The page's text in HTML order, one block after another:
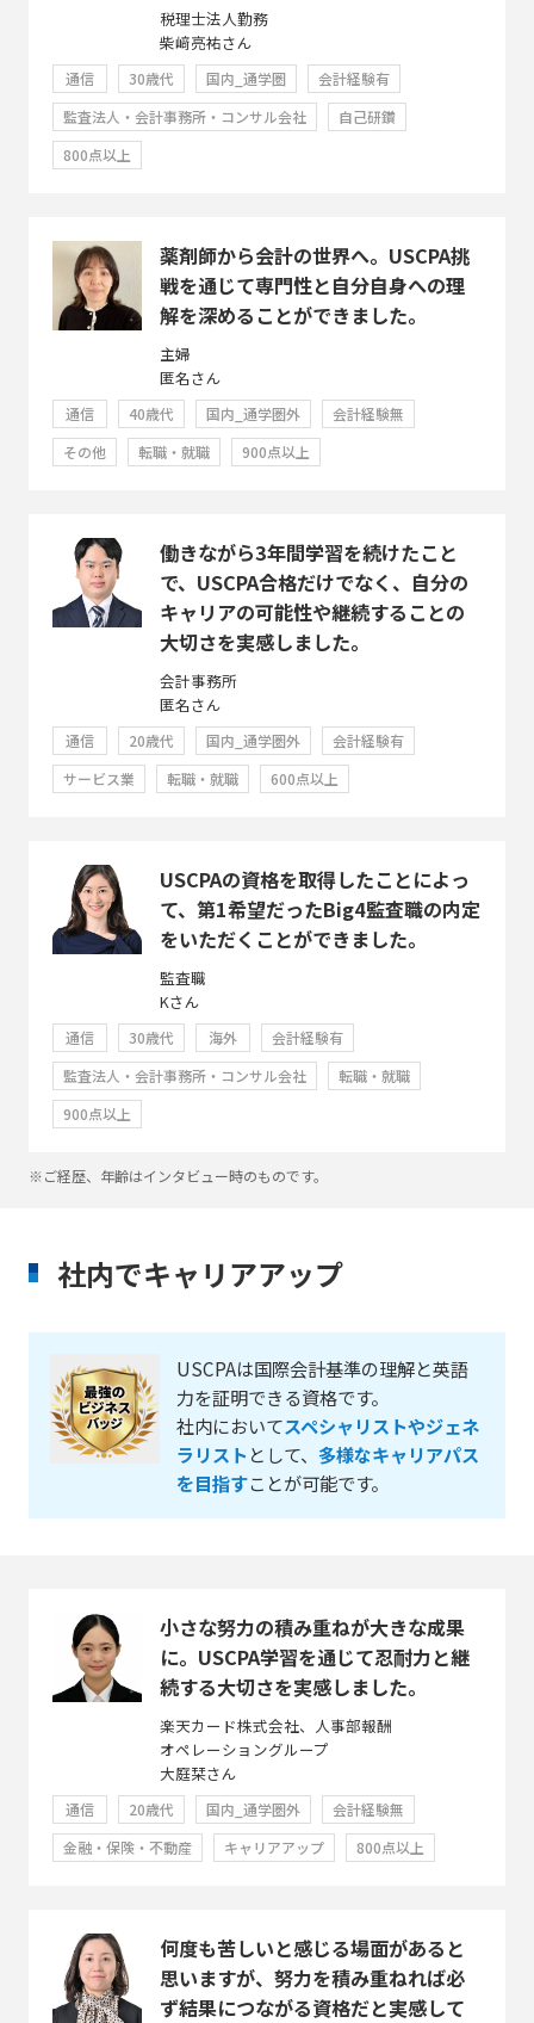
税理士法人勤務
柴﨑亮祐さん
通信 30歳代 国内_通学圏
会計経験有
監査法人・会計事務所・コンサル会社
自己研鑽
800点以上
薬剤師から会計の世界へ。USCPA挑
戦を通じて専門性と自分自身への理
解を深めることができました。
主婦
匿名さん
通信 40歳代 国内_通学圏外
会計経験無
その他
転職・就職 900点以上
働きながら3年間学習を続けたこと
で、USCPA合格だけでなく、自分の
キャリアの可能性や継続することの
大切さを実感しました。
会計事務所
匿名さん
通信 20歳代 国内_通学圏外
会計経験有
サービス業
転職・就職 600点以上
USCPAの資格を取得したことによっ
て、第1希望だったBig4監査職の内定
をいただくことができました。
監査職
Kさん
通信 30歳代 海外
会計経験有
監査法人・会計事務所・コンサル会社
転職・就職
900点以上
※ご経歴、年齢はインタビュー時のものです。
社内でキャリアアップ
USCPAは国際会計基準の理解と英語
力を証明できる資格です。
社内においてスペシャリストやジェネ
ラリストとして、 多様なキャリアパス
を目指すことが可能です。
小さな努力の積み重ねが大きな成果
に。USCPA学習を通じて忍耐力と継
続する大切さを実感しました。
楽天カード株式会社、人事部報酬
オペレーショングループ
大庭栞さん
通信 20歳代 国内_通学圏外
会計経験無
金融・保険・不動産
キャリアアップ 800点以上
何度も苦しいと感じる場面があると
思いますが、努力を積み重ねれば必
ず結果につながる資格だと実感して